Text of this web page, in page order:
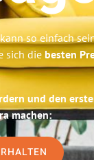
so einfach
sich die besten
und den
machen: